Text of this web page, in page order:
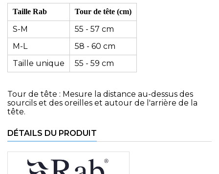
Taille Rab Tour de tête (cm)
S-M
55 - 57 cm
M-L
58 - 60 cm
Taille unique
55 - 59 cm
Tour de tête : Mesure la distance au-dessus des
sourcils et des oreilles et autour de l'arrière de la
tête.
DÉTAILS DU PRODUIT